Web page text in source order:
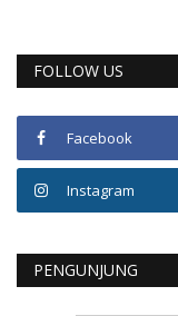
FOLLOW US
Facebook
Instagram
PENGUNJUNG